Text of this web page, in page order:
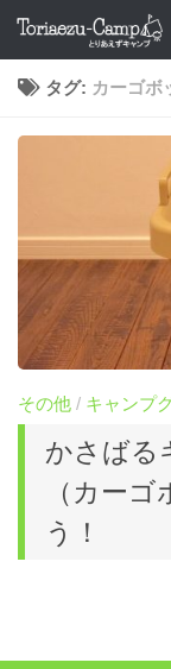
コンテンツへス
タグ: カーゴボ
その他 / キャンプ
かさばる
（カー
う！